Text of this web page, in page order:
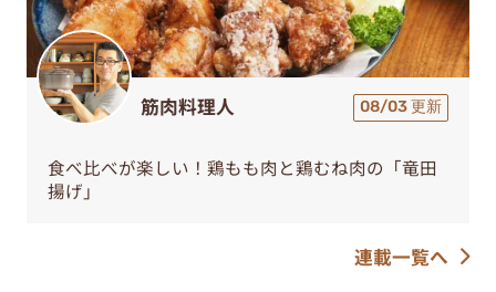
筋肉料理人 08/03 更新
食べ比べが楽しい！鶏もも肉と鶏むね肉の「竜田
揚げ」
連載一覧へ